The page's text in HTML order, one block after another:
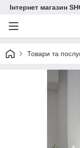
Інтернет магазин
Товари та